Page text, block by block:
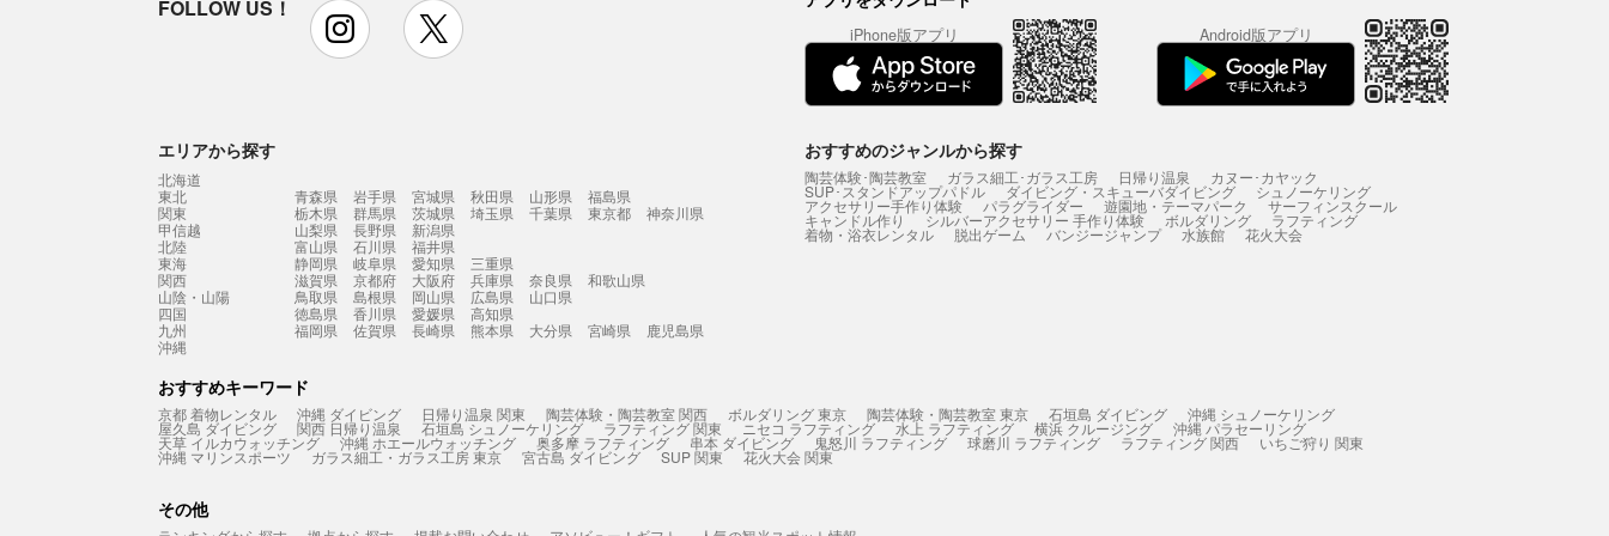
FOLLOW US！ instagram
iPhone版アプリ Android版アプリ
エリアから探す
北海道
東北
青森県 岩手県 宮城県 秋田県 山形県
福島県
関東
栃木県 群馬県 茨城県 埼玉県 千葉県 東京都
神奈川県
甲信越
山梨県 長野県
新潟県
北陸
富山県 石川県
福井県
東海
静岡県 岐阜県 愛知県
三重県
関西
滋賀県 京都府 大阪府 兵庫県 奈良県
和歌山県
山陰・山陽
鳥取県 島根県 岡山県 広島県
山口県
四国
徳島県 香川県 愛媛県
高知県
九州
福岡県 佐賀県 長崎県 熊本県 大分県 宮崎県
鹿児島県
沖縄
おすすめのジャンルから探す
陶芸体験･陶芸教室 ガラス細工･ガラス工房 日帰り温泉 カヌー･カヤック
SUP･スタンドアップパドル ダイビング・スキューバダイビング シュノーケリング
アクセサリー手作り体験 パラグライダー 遊園地・テーマパーク サーフィンスクール
キャンドル作り シルバーアクセサリー 手作り体験 ボルダリング ラフティング
着物・浴衣レンタル 脱出ゲーム バンジージャンプ 水族館 花火大会
おすすめキーワード
京都 着物レンタル 沖縄 ダイビング 日帰り温泉 関東 陶芸体験・陶芸教室 関西 ボルダリング 東京 陶芸体験・陶芸教室 東京 石垣島 ダイビング 沖縄 シュノーケリング
屋久島 ダイビング 関西 日帰り温泉 石垣島 シュノーケリング ラフティング 関東 ニセコ ラフティング 水上 ラフティング 横浜 クルージング 沖縄 パラセーリング
天草 イルカウォッチング 沖縄 ホエールウォッチング 奥多摩 ラフティング 串本 ダイビング 鬼怒川 ラフティング 球磨川 ラフティング ラフティング 関西 いちご狩り 関東
沖縄 マリンスポーツ ガラス細工・ガラス工房 東京 宮古島 ダイビング SUP 関東 花火大会 関東
その他